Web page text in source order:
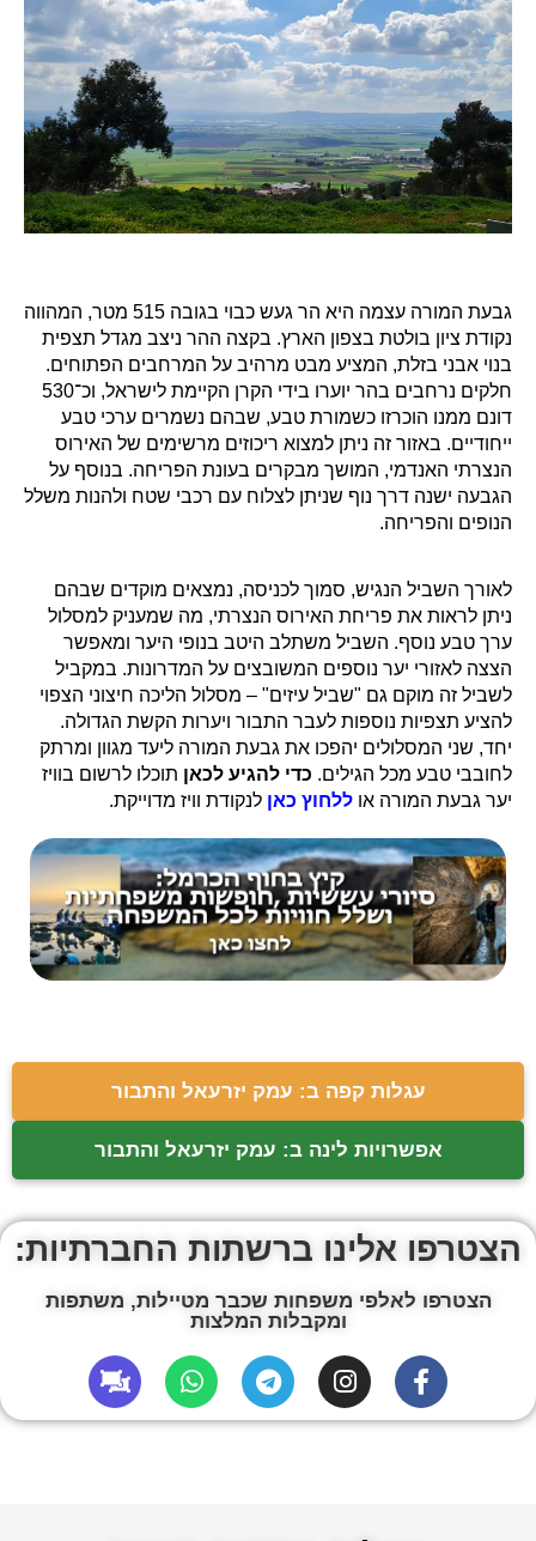
גבעת המורה עצמה היא הר געש כבוי בגובה 515 מטר, המהווה
נקודת ציון בולטת בצפון הארץ. בקצה ההר ניצב מגדל תצפית
בנוי אבני בזלת, המציע מבט מרהיב על המרחבים הפתוחים.
חלקים נרחבים בהר יוערו בידי הקרן הקיימת לישראל, וכ־530
דונם ממנו הוכרזו כשמורת טבע, שבהם נשמרים ערכי טבע
ייחודיים. באזור זה ניתן למצוא ריכוזים מרשימים של האירוס
הנצרתי האנדמי, המושך מבקרים בעונת הפריחה. בנוסף על
הגבעה ישנה דרך נוף שניתן לצלוח עם רכבי שטח ולהנות משלל
הנופים והפריחה.
לאורך השביל הנגיש, סמוך לכניסה, נמצאים מוקדים שבהם
ניתן לראות את פריחת האירוס הנצרתי, מה שמעניק למסלול
ערך טבע נוסף. השביל משתלב היטב בנופי היער ומאפשר
הצצה לאזורי יער נוספים המשובצים על המדרונות. במקביל
לשביל זה מוקם גם "שביל עיזים" – מסלול הליכה חיצוני הצפוי
להציע תצפיות נוספות לעבר התבור ויערות הקשת הגדולה.
יחד, שני המסלולים יהפכו את גבעת המורה ליעד מגוון ומרתק
לחובבי טבע מכל הגילים. כדי להגיע לכאן תוכלו לרשום בוויז
יער גבעת המורה או ללחוץ כאן לנקודת וויז מדוייקת.
עגלות קפה ב: עמק יזרעאל והתבור
אפשרויות לינה ב: עמק יזרעאל והתבור
הצטרפו אלינו ברשתות החברתיות:
הצטרפו לאלפי משפחות שכבר מטיילות, משתפות
ומקבלות המלצות